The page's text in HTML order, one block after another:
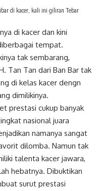
di kacer, kali ini giliran Tebar
di kacer dan kini
tempat.
tak sembarang,
Tan Tan dari Ban Bar tak
di kelas kacer dengn
dimilikinya.
prestasi cukup banyak
nasional juara
namanya sangat
dilomba. Namun tak
talenta kacer jawara,
hebatnya. Dibuktikan
surut prestasi